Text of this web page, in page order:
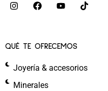
QUÉ TE OFRECEMOS
Joyería & accesorios
Minerales